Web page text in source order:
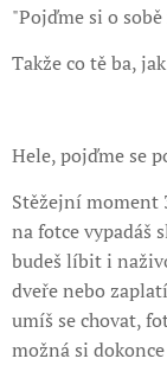
"Pojďme si o
Takže co tě ba,
Hele, pojďme se
Stěžejní moment
na fotce vypadáš
budeš líbit i
dveře nebo
umíš se chovat,
možná si